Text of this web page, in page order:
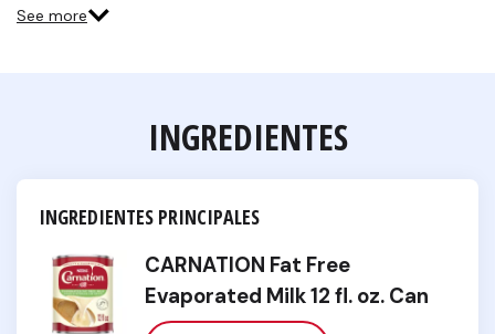
See more
INGREDIENTES
INGREDIENTES PRINCIPALES
CARNATION Fat Free
Evaporated Milk 12 fl. oz. Can